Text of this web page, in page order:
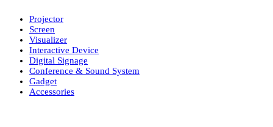
Projector
Screen
Visualizer
Interactive Device
Digital Signage
Conference & Sound System
Gadget
Accessories